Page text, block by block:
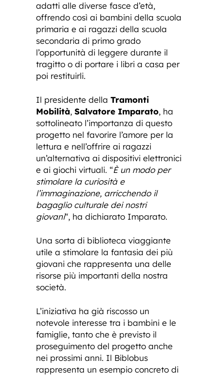
adatti alle diverse fasce d’età,
offrendo così ai bambini della scuola
primaria e ai ragazzi della scuola
secondaria di primo grado
l’opportunità di leggere durante il
tragitto o di portare i libri a casa per
poi restituirli.
Il presidente della Tramonti
Mobilità, Salvatore Imparato, ha
sottolineato l’importanza di questo
progetto nel favorire l’amore per la
lettura e nell’offrire ai ragazzi
un’alternativa ai dispositivi elettronici
e ai giochi virtuali. “È un modo per
stimolare la curiosità e
l’immaginazione, arricchendo il
bagaglio culturale dei nostri
giovani“, ha dichiarato Imparato.
Una sorta di biblioteca viaggiante
utile a stimolare la fantasia dei più
giovani che rappresenta una delle
risorse più importanti della nostra
società.
L’iniziativa ha già riscosso un
notevole interesse tra i bambini e le
famiglie, tanto che è previsto il
proseguimento del progetto anche
nei prossimi anni. Il Biblobus
rappresenta un esempio concreto di